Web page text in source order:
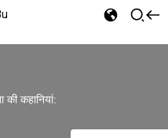
की कहानियां: